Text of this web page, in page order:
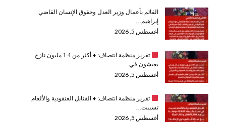
القائم بأعمال وزير العدل وحقوق الإنسان القاضي
إبراهيم…
أغسطس 5, 2026
تقرير منظمة انتصاف: ♦️
أكثر من 1.4 مليون نازح
يعيشون في…
أغسطس 5, 2026
تقرير منظمة انتصاف: ♦️القنابل العنقودية والألغام
تسببت…
أغسطس 5, 2026